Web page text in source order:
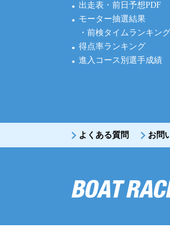
出走表・前日予想PDF
モーター抽選結果
・前検タイムランキング
得点率ランキング
進入コース別選手成績
よくある質問 お問